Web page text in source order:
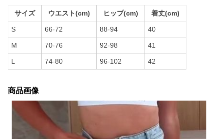
サイズ ウエスト(cm) ヒップ(cm) 着丈(cm)
S 66-72 88-94 40
M 70-76 92-98 41
L 74-80 96-102 42
商品画像